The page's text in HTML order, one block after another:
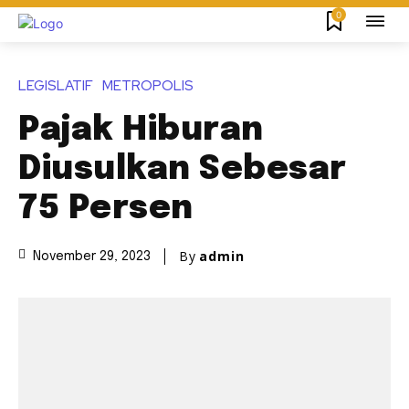
0
LEGISLATIF METROPOLIS
Pajak Hiburan
Diusulkan Sebesar
75 Persen
November 29, 2023 By admin